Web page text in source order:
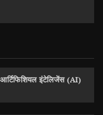
इंटेलिजेंस (AI)